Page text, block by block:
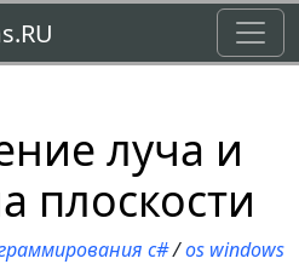
луча и
плоскости
c#/os windows